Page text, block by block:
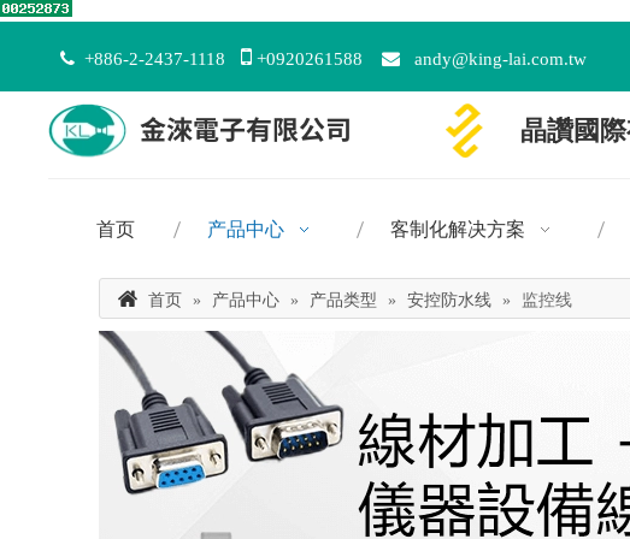
 +886-2-2437-1118  +0920261588  andy@king-lai.com.tw
首页 产品中心 客制化解决方案
首页 » 产品中心 » 产品类型 » 安控防水线 » 监控线